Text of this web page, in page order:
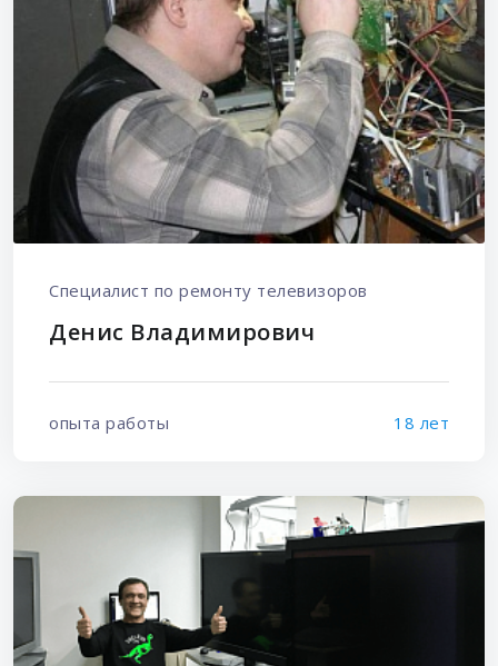
Специалист по ремонту телевизоров
Денис Владимирович
опыта работы 18 лет